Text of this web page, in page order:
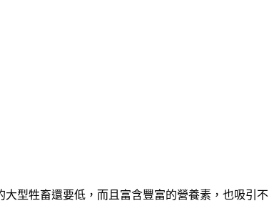
型牲畜還要低，而且富含豐富的營養素，也吸引不